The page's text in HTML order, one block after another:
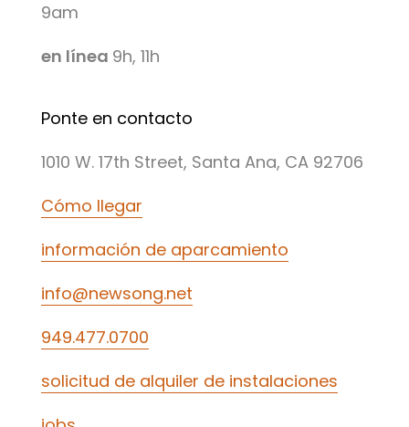
9am
en línea 9h, 11h
Ponte en contacto
1010 W. 17th Street, Santa Ana, CA 92706
Cómo llegar
información de aparcamiento
info@newsong.net
949.477.0700
solicitud de alquiler de instalaciones